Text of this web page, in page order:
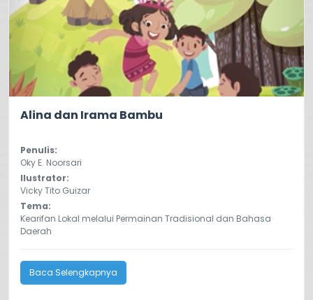
Alina dan Irama Bambu
Penulis:
Oky E. Noorsari
Ilustrator:
Vicky Tito Guizar
Tema:
Kearifan Lokal melalui Permainan Tradisional dan Bahasa
Daerah
Baca Selengkapnya